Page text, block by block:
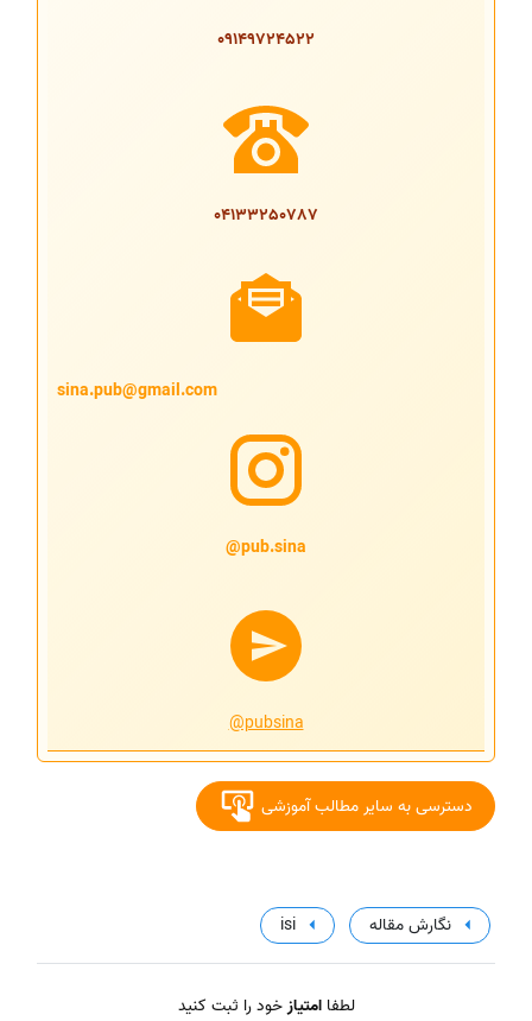
09149724522
04133250787
sina.pub@gmail.com
pub.sina@
@pubsina
دسترسی به سایر مطالب آموزشی
نگارش مقاله
لطفاامتیازخود را ثبت کنید